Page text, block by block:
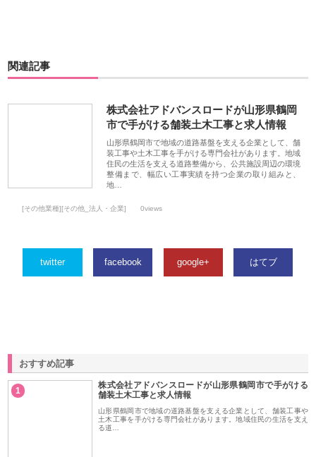
関連記事
株式会社アドバンスロードが山形県鶴岡
市で手がける舗装土木工事と求人情報
山形県鶴岡市で地域の道路基盤を支える企業として、舗
装工事や土木工事を手がける専門会社があります。地域
住民の生活を支える道路整備から、公共施設周辺の環境
整備まで、幅広い工事実績を持つ企業の取り組みと、
地…
[その他業種][その他_法人・企業] 0views
twitter facebook google+ はてブ
おすすめ記事
1
株式会社アドバンスロードが山形県鶴岡市で手がける
舗装土木工事と求人情報
山形県鶴岡市で地域の道路基盤を支える企業として、舗装工事や
土木工事を手がける専門会社があります。地域住民の生活を支え
る道…